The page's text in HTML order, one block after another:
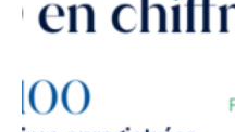
administratif
:
bilan